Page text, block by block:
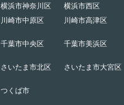
横浜市神奈川区 横浜市西区
川崎市中原区 川崎市高津区
千葉市中央区 千葉市美浜区
さいたま市北区 さいたま市大宮区
つくば市